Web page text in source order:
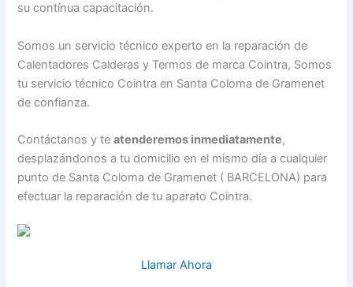
su contínua capacitación.
Somos un servicio técnico experto en la reparación de
Calentadores Calderas y Termos de marca Cointra, Somos
tu servicio técnico Cointra en Santa Coloma de Gramenet
de confianza.
Contáctanos y teatenderemos inmediatamente,
desplazándonos a tu domicilio en el mismo día a cualquier
punto de Santa Coloma de Gramenet ( BARCELONA) para
efectuar la reparación de tu aparato Cointra.
Llamar Ahora